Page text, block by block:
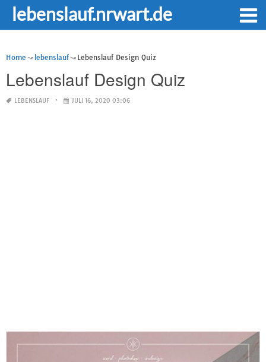
lebenslauf.nrwart.de
Home lebenslauf Lebenslauf Design Quiz
Lebenslauf Design Quiz
LEBENSLAUF JULI 16, 2020 03:06